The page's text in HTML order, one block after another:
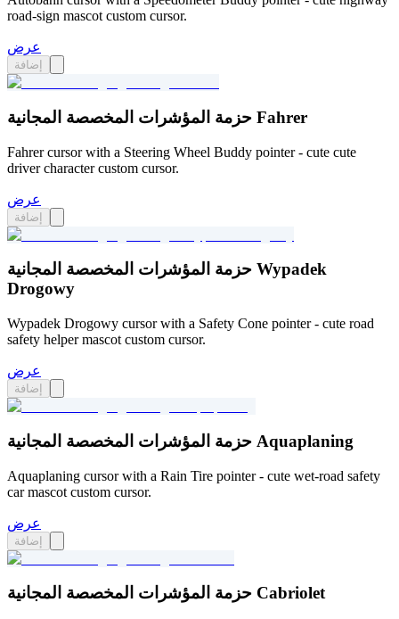
road-sign mascot custom cursor.
عرض
إضافة
حزمة المؤشرات المخصصة المجانية Fahrer
Fahrer cursor with a Steering Wheel Buddy pointer - cute cute
driver character custom cursor.
عرض
إضافة
حزمة المؤشرات المخصصة المجانية Wypadek
Drogowy
Wypadek Drogowy cursor with a Safety Cone pointer - cute road
safety helper mascot custom cursor.
عرض
إضافة
حزمة المؤشرات المخصصة المجانية Aquaplaning
Aquaplaning cursor with a Rain Tire pointer - cute wet-road safety
car mascot custom cursor.
عرض
إضافة
حزمة المؤشرات المخصصة المجانية Cabriolet